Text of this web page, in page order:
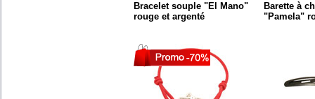
Bracelet souple "El Mano"
rouge et argenté
Barette à
"Pamela"